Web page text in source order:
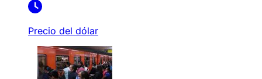
Precio del dólar